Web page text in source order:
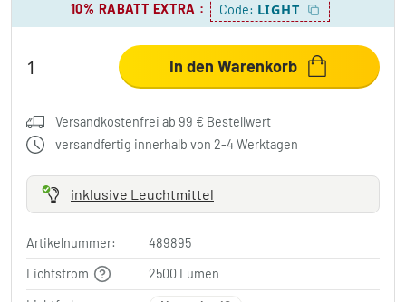
10% RABATT EXTRA : Code: LIGHT
In den Warenkorb
Versandkostenfrei ab 99 € Bestellwert
versandfertig innerhalb von 2-4 Werktagen
inklusive Leuchtmittel
Artikelnummer:
489895
Lichtstrom
2500 Lumen